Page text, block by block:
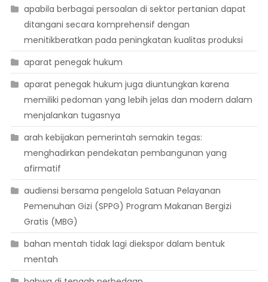
apabila berbagai persoalan di sektor pertanian dapat
ditangani secara komprehensif dengan
menitikberatkan pada peningkatan kualitas produksi
aparat penegak hukum
aparat penegak hukum juga diuntungkan karena
memiliki pedoman yang lebih jelas dan modern dalam
menjalankan tugasnya
arah kebijakan pemerintah semakin tegas:
menghadirkan pendekatan pembangunan yang
afirmatif
audiensi bersama pengelola Satuan Pelayanan
Pemenuhan Gizi (SPPG) Program Makanan Bergizi
Gratis (MBG)
bahan mentah tidak lagi diekspor dalam bentuk
mentah